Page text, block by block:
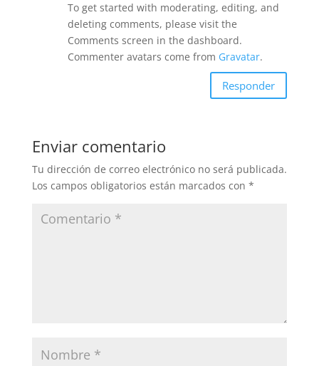
To get started with moderating, editing, and
deleting comments, please visit the
Comments screen in the dashboard.
Commenter avatars come from Gravatar.
Responder
Enviar comentario
Tu dirección de correo electrónico no será publicada.
Los campos obligatorios están marcados con *